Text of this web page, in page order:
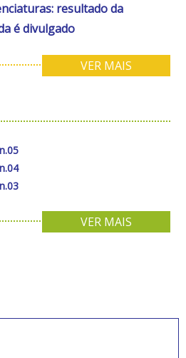
resultado da
é divulgado
VER MAIS
VER MAIS